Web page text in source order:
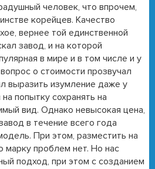
человек, что впрочем,
корейцев. Качество
вернее той единственной
завод, и на которой
в мире и в том числе и у
о стоимости прозвучал
выразить изумление даже у
попытку сохранять на
вид. Однако невысокая цена,
в течение всего года
При этом, разместить на
марку проблем нет. Но нас
подход, при этом с созданием